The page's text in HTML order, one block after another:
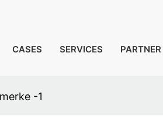
CASES SERVICES
-1